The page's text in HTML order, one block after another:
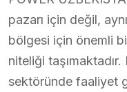
pazarı için değil,
bölgesi için önemli
niteliği
sektöründe faaliyet